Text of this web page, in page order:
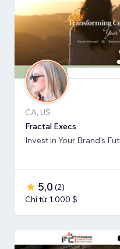
CA, US
Fractal Execs
Invest in Your Brand's
5,0 (2)
Chỉ từ 1.000 $